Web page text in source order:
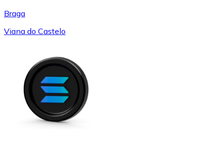
Braga
Viana do Castelo